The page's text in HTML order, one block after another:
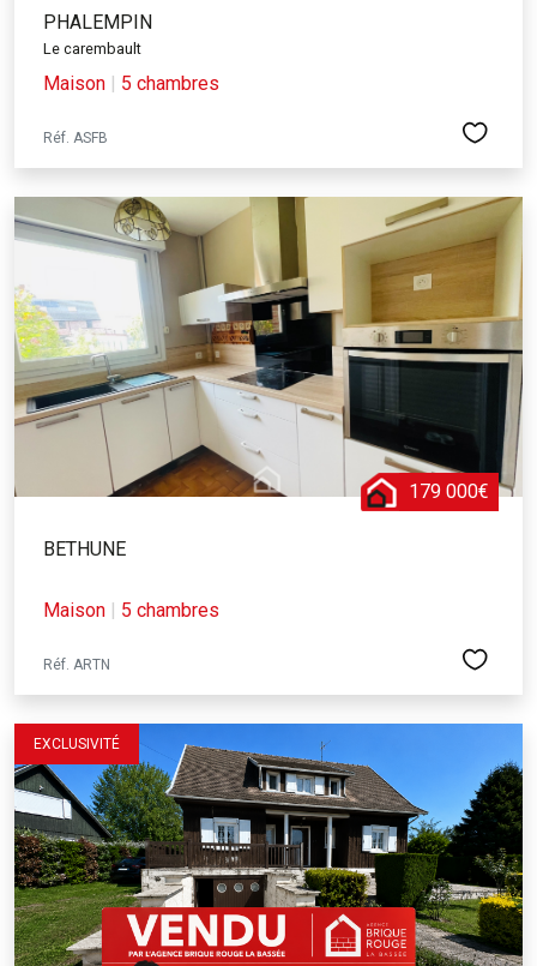
PHALEMPIN
Le carembault
Maison | 5 chambres
Réf. ASFB
179 000€
BETHUNE
Maison | 5 chambres
Réf. ARTN
EXCLUSIVITÉ